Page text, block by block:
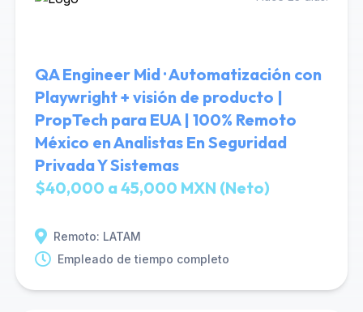
QA Engineer Mid · Automatización con
Playwright + visión de producto |
PropTech para EUA | 100% Remoto
México en Analistas En Seguridad
Privada Y Sistemas
$40,000 a 45,000 MXN (Neto)
Remoto: LATAM
Empleado de tiempo completo